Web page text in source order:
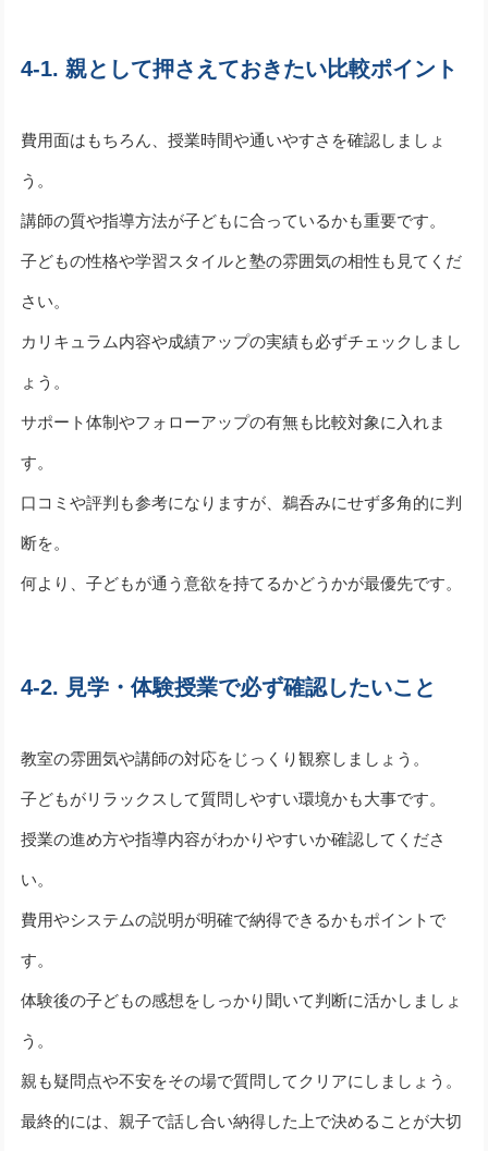
4-1. 親として押さえておきたい比較ポイント
費用面はもちろん、授業時間や通いやすさを確認しましょ
う。
講師の質や指導方法が子どもに合っているかも重要です。
子どもの性格や学習スタイルと塾の雰囲気の相性も見てくだ
さい。
カリキュラム内容や成績アップの実績も必ずチェックしまし
ょう。
サポート体制やフォローアップの有無も比較対象に入れま
す。
口コミや評判も参考になりますが、鵜呑みにせず多角的に判
断を。
何より、子どもが通う意欲を持てるかどうかが最優先です。
4-2. 見学・体験授業で必ず確認したいこと
教室の雰囲気や講師の対応をじっくり観察しましょう。
子どもがリラックスして質問しやすい環境かも大事です。
授業の進め方や指導内容がわかりやすいか確認してくださ
い。
費用やシステムの説明が明確で納得できるかもポイントで
す。
体験後の子どもの感想をしっかり聞いて判断に活かしましょ
う。
親も疑問点や不安をその場で質問してクリアにしましょう。
最終的には、親子で話し合い納得した上で決めることが大切